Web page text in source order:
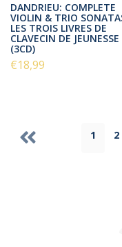
DANDRIEU: COMPLETE
VIOLIN & TRIO
LES TROIS LIVRES DE
CLAVECIN DE JEUNESSE
(3CD)
€18,99
1 2